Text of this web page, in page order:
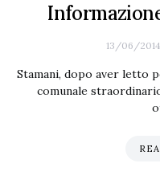
13/06/2014
Stamani, dopo aver letto
comunale